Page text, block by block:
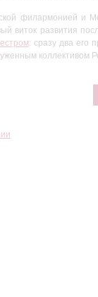
филармонией и
виток развития
: сразу два его
коллективом